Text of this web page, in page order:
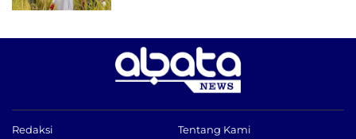
Redaksi Tentang Kami